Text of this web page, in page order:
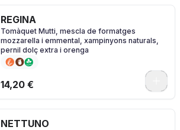
REGINA
Tomàquet Mutti, mescla de formatges
mozzarella i emmental, xampinyons naturals,
pernil dolç extra i orenga
14,20 €
NETTUNO